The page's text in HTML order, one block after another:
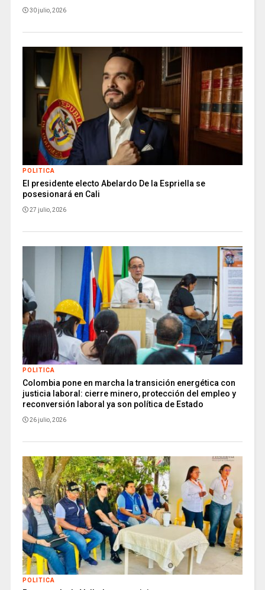
30 julio, 2026
POLITICA
El presidente electo Abelardo De la Espriella se
posesionará en Cali
27 julio, 2026
POLITICA
Colombia pone en marcha la transición energética con
justicia laboral: cierre minero, protección del empleo y
reconversión laboral ya son política de Estado
26 julio, 2026
POLITICA